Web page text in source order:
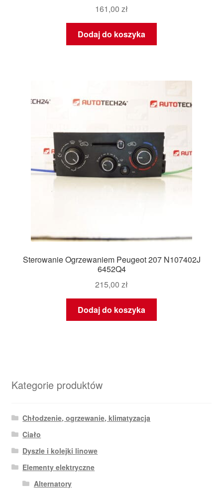
161,00 zł
Dodaj do koszyka
Sterowanie Ogrzewaniem Peugeot 207 N107402J
6452Q4
215,00 zł
Dodaj do koszyka
Kategorie produktów
Chłodzenie, ogrzewanie, klimatyzacja
Ciało
Dyszle i kolejki linowe
Elementy elektryczne
Alternatory